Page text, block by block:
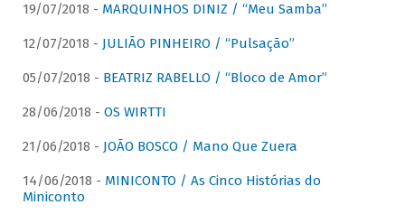
19/07/2018 - MARQUINHOS DINIZ / “Meu Samba”
12/07/2018 - JULIÃO PINHEIRO / “Pulsação”
05/07/2018 - BEATRIZ RABELLO / “Bloco de Amor”
28/06/2018 - OS WIRTTI
21/06/2018 - JOÃO BOSCO / Mano Que Zuera
14/06/2018 - MINICONTO / As Cinco Histórias do
Miniconto